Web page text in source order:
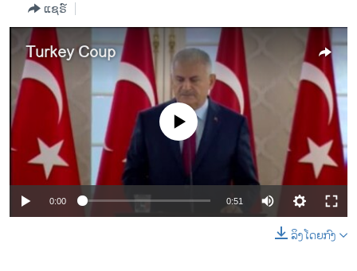
ອິດສະຫຼະພາບດ້ານການຂ່າວ
ຊີວິດຊາວລາວ
ຊຸມຊົນຊາວລາວ
ວິທະຍາສາດ-ເທັກໂນໂລຈີ
ທຸລະກິດ
ພາສາອັງກິດ
ວີດີໂອ
ແຊຣ໌
Turkey Coup
No media source currently available
0:00 0:51
ລິງໂດຍກົງ